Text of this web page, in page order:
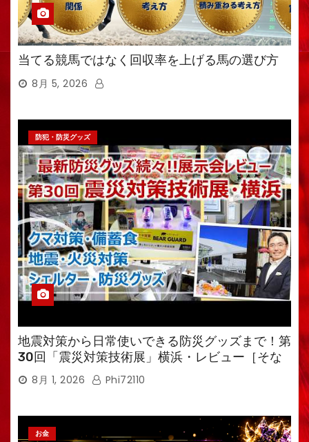
当てる競馬ではなく回収率を上げる馬の選び方
8月 5, 2026
防犯・防災グッズ
地震対策から日常使いできる防災グッズまで！第
30回「震災対策技術展」横浜・レビュー［そな
えるTV・高荷智也］
8月 1, 2026 Phi72110
お金